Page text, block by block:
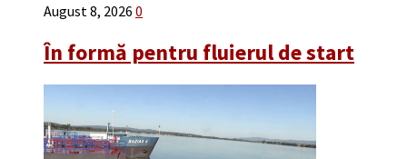
August 8, 2026 0
În formă pentru fluierul de start